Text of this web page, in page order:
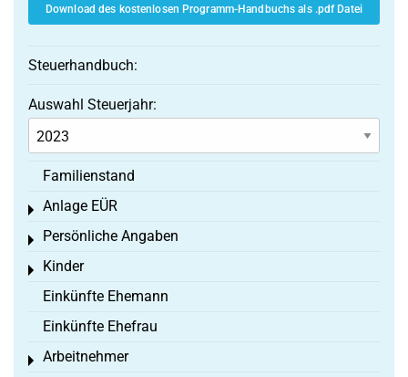
Download des kostenlosen Programm-Handbuchs als .pdf Datei
Steuerhandbuch:
Auswahl Steuerjahr:
Familienstand
Anlage EÜR
Toggle menu
Persönliche Angaben
Toggle menu
Kinder
Toggle menu
Einkünfte Ehemann
Einkünfte Ehefrau
Arbeitnehmer
Toggle menu